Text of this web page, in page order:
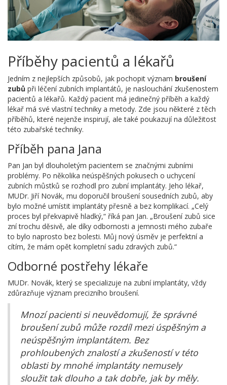
Příběhy pacientů a lékařů
Jedním z nejlepších způsobů, jak pochopit význam broušení
zubů při léčení zubních implantátů, je naslouchání zkušenostem
pacientů a lékařů. Každý pacient má jedinečný příběh a každý
lékař má své vlastní techniky a metody. Zde jsou některé z těch
příběhů, které nejenže inspirují, ale také poukazují na důležitost
této zubařské techniky.
Příběh pana Jana
Pan Jan byl dlouholetým pacientem se značnými zubními
problémy. Po několika neúspěšných pokusech o uchycení
zubních můstků se rozhodl pro zubní implantáty. Jeho lékař,
MUDr. Jiří Novák, mu doporučil broušení sousedních zubů, aby
bylo možné umístit implantáty přesně a bez komplikací. „Celý
proces byl překvapivě hladký,“ říká pan Jan. „Broušení zubů sice
zní trochu děsivě, ale díky odbornosti a jemnosti mého zubaře
to bylo naprosto bez bolesti. Můj nový úsměv je perfektní a
cítím, že mám opět kompletní sadu zdravých zubů.“
Odborné postřehy lékaře
MUDr. Novák, který se specializuje na zubní implantáty, vždy
zdůrazňuje význam precizního broušení.
Mnozí pacienti si neuvědomují, že správné
broušení zubů může rozdíl mezi úspěšným a
neúspěšným implantátem. Bez
prohloubených znalostí a zkušeností v této
oblasti by mnohé implantáty nemusely
sloužit tak dlouho a tak dobře, jak by měly.